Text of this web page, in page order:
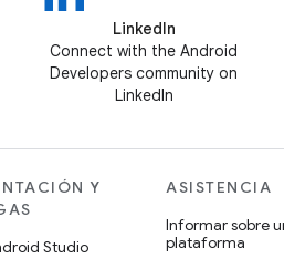
LinkedIn
Connect with the Android
Developers community on
LinkedIn
Y
Studio
ASISTENCIA
Informar sobre
plataforma